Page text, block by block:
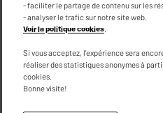
- faciliter le partage de contenu sur les
- analyser le trafic sur notre site web.
Voir la politique cookies
Si vous acceptez, l'expérience sera
réaliser des statistiques anonymes à
cookies.
Bonne visite!